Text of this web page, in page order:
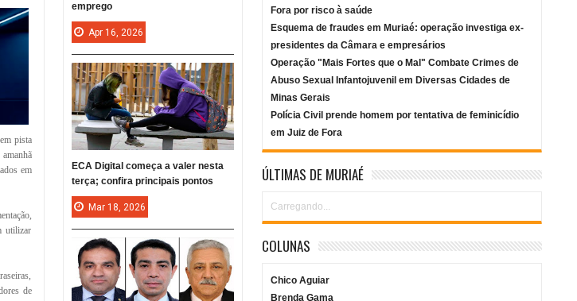
pista
em
utilizar
de
Fora por risco à saúde
Esquema de fraudes em Muriaé: operação investiga ex-
presidentes da Câmara e empresários
Operação "Mais Fortes que o Mal" Combate Crimes de
Abuso Sexual Infantojuvenil em Diversas Cidades de
Minas Gerais
Polícia Civil prende homem por tentativa de feminicídio
em Juiz de Fora
ÚLTIMAS DE MURIAÉ
Carregando...
COLUNAS
Chico Aguiar
Brenda Gama
emprego
Apr 16, 2026
ECA Digital começa a valer nesta
terça; confira principais pontos
Mar 18, 2026